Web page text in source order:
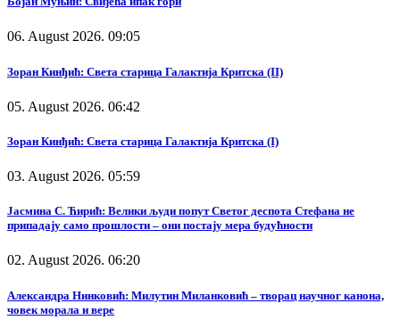
06. August 2026. 09:05
Зоран Кинђић: Света старица Галактија Критска (II)
05. August 2026. 06:42
Зоран Кинђић: Света старица Галактија Критска (I)
03. August 2026. 05:59
Јасмина С. Ћирић: Велики људи попут Светог деспота Стефана не
припадају само прошлости – они постају мера будућности
02. August 2026. 06:20
Александра Нинковић: Милутин Миланковић – творац научног канона,
човек морала и вере